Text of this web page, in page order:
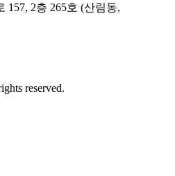
157, 2층 265호 (산림동,
reserved.